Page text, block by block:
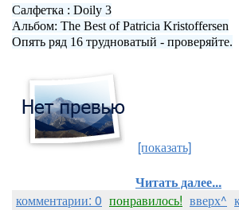
Салфетка : Doily 3
Альбом: The Best of Patricia Kristoffersen
Опять ряд 16 трудноватый - проверяйте.
[показать]
Читать далее...
комментарии: 0 понравилось! вверх^